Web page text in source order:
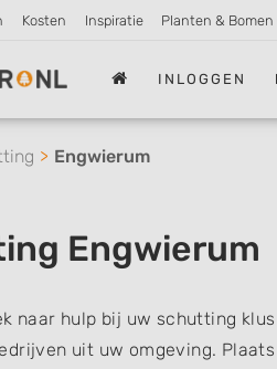
Kosten Inspiratie Planten & Bomen
INLOGGEN
Engwierum
Engwierum
naar hulp bij uw schutting
uit uw omgeving.